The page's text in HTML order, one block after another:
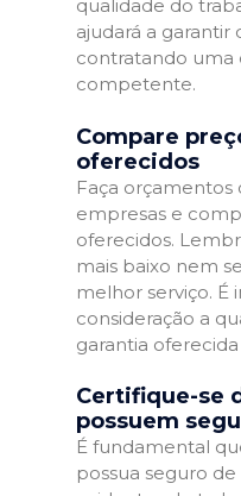
qualidade do
ajudará a garantir
contratando uma
competente.
Compare
oferecidos
Faça
empresas e
oferecidos.
mais baixo nem
melhor serviço.
consideração a
garantia
Certifique-se
possuem
É fundamental
possua seguro